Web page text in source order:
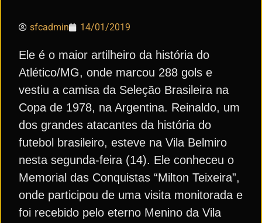
sfcadmin 14/01/2019
Ele é o maior artilheiro da história do
Atlético/MG, onde marcou 288 gols e
vestiu a camisa da Seleção Brasileira na
Copa de 1978, na Argentina. Reinaldo, um
dos grandes atacantes da história do
futebol brasileiro, esteve na Vila Belmiro
nesta segunda-feira (14). Ele conheceu o
Memorial das Conquistas “Milton Teixeira”,
onde participou de uma visita monitorada e
foi recebido pelo eterno Menino da Vila